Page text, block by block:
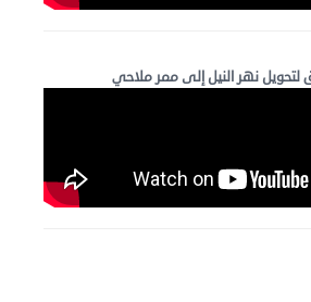
نهر النيل إلى ممر ملاحي